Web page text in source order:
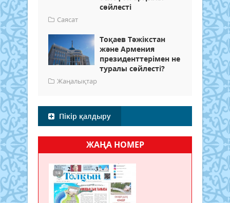
сөйлесті
Саясат
Тоқаев Тәжікстан
және Армения
президенттерімен не
туралы сөйлесті?
Жаңалықтар
Пікір қалдыру
ЖАҢА НОМЕР